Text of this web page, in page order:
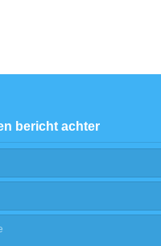
bericht achter